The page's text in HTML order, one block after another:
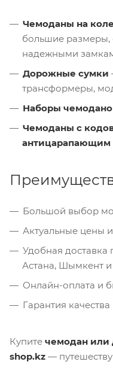
Чемоданы на
большие размеры,
надежными
Дорожные сумки
трансформеры,
Наборы
Чемоданы с
антицарапающим
Большой выбор
Актуальные цены
Удобная доставка
Астана, Шымкент и
Онлайн-оплата и
Гарантия
Купите чемодан или
shop.kz —